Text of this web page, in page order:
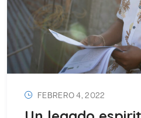
FEBRERO 4, 2022